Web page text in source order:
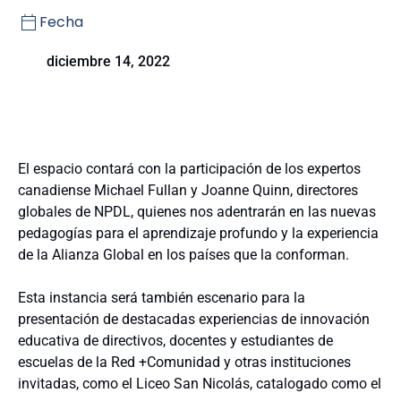
Fecha
diciembre 14, 2022
El espacio contará con la participación de los expertos
canadiense Michael Fullan y Joanne Quinn, directores
globales de NPDL, quienes nos adentrarán en las nuevas
pedagogías para el aprendizaje profundo y la experiencia
de la Alianza Global en los países que la conforman.
Esta instancia será también escenario para la
presentación de destacadas experiencias de innovación
educativa de directivos, docentes y estudiantes de
escuelas de la Red +Comunidad y otras instituciones
invitadas, como el Liceo San Nicolás, catalogado como el